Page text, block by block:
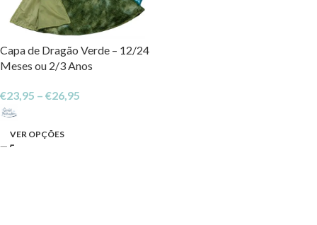
Capa de Dragão Verde – 12/24
Meses ou 2/3 Anos
€23,95 – €26,95
VER OPÇÕES